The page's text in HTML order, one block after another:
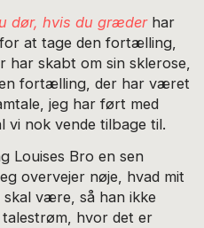
dør, hvis du græderhar
at tage den fortælling,
har skabt om sin sklerose,
fortælling, der har været
jeg har ført med
vi nok vende tilbage til.
Louises Bro en sen
overvejer nøje, hvad mit
være, så han ikke
hvor det er